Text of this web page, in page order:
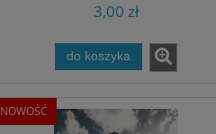
3,00 zł
do koszyka
NOWOŚĆ